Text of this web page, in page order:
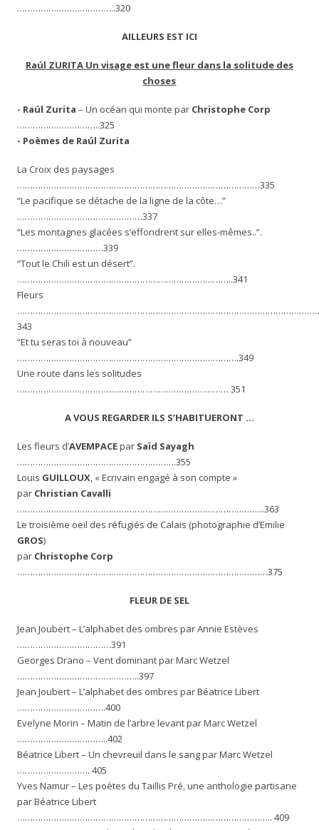
………………………………..320
AILLEURS EST ICI
Raúl ZURITA Un visage est une fleur dans la solitude des
choses
- Raúl Zurita – Un océan qui monte par Christophe Corp
…………………………..325
- Poèmes de Raúl Zurita
La Croix des paysages
…………………………………………………………………………………335
“Le pacifique se détache de la ligne de la côte…”
…………………………………………337
“Les montagnes glacées s’effondrent sur elles-mêmes..”.
……………………………339
“Tout le Chili est un désert”.
………………………………………………………………………..341
Fleurs
343
“Et tu seras toi à nouveau”
………………………………………………………………………….349
Une route dans les solitudes
……………………………………………………………………… 351
A VOUS REGARDER ILS S’HABITUERONT …
Les fleurs d’AVEMPACEpar Saïd Sayagh
…………………………………………………….355
Louis GUILLOUX, « Ecrivain engagé à son compte »
par Christian Cavalli
…………………………………………………………………………………..363
Le troisième oeil des réfugiés de Calais (photographie d’Emilie
GROS)
par Christophe Corp
……………………………………………………………………………………375
FLEUR DE SEL
Jean Joubert – L’alphabet des ombres par Annie Estèves
………………………………391
Georges Drano – Vent dominant par Marc Wetzel
………………………………………..397
Jean Joubert – L’alphabet des ombres par Béatrice Libert
…………………………….400
Evelyne Morin – Matin de l’arbre levant par Marc Wetzel
……………………………..402
Béatrice Libert – Un chevreuil dans le sang par Marc Wetzel
………………………. 405
Yves Namur – Les poètes du Taillis Pré, une anthologie partisane
par Béatrice Libert
…………………………………………………………………………………….. 409